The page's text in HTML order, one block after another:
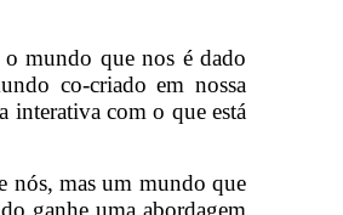
mundo que nos é dado
co-criado em nossa
interativa com o que está
nós, mas um mundo que
ganhe uma abordagem